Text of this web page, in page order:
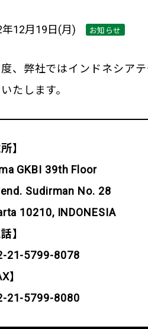
年12月19日(月) お知らせ
度、弊社ではインドネシア
たします。
】
GKBI 39th Floor
Sudirman No. 28
10210, INDONESIA
話】
21-5799-8078
】
21-5799-8080